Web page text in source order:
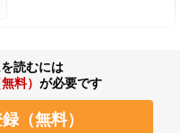
読むには
料） が必要です
（無料）